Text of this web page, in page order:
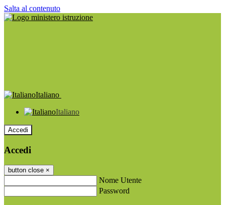
Salta al contenuto
Italiano
Italiano
Accedi
Accedi
button close ×
Nome Utente
Password